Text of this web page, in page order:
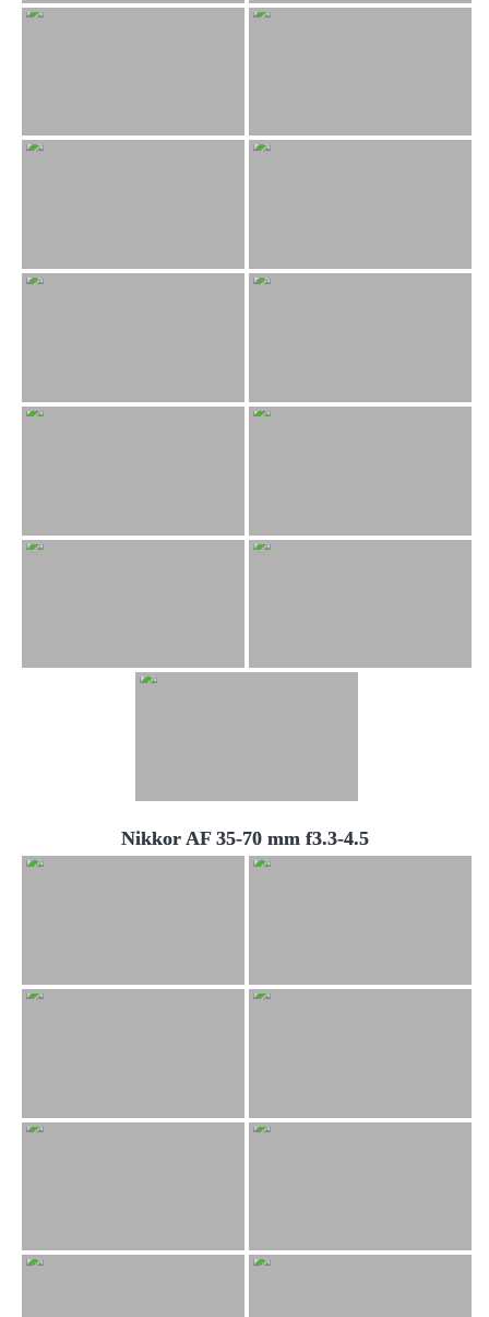
Nikkor AF 35-70 mm f3.3-4.5